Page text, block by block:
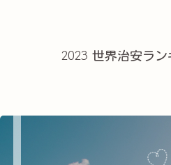
2023 世界治安ラ